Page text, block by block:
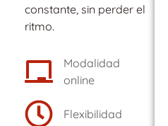
constante, sin perder el
ritmo.
Modalidad
online
Flexibilidad